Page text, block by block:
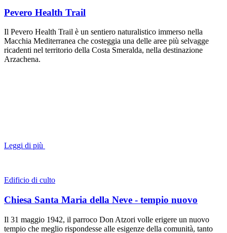
Pevero Health Trail
Il Pevero Health Trail è un sentiero naturalistico immerso nella
Macchia Mediterranea che costeggia una delle aree più selvagge
ricadenti nel territorio della Costa Smeralda, nella destinazione
Arzachena.
Leggi di più
Edificio di culto
Chiesa Santa Maria della Neve - tempio nuovo
Il 31 maggio 1942, il parroco Don Atzori volle erigere un nuovo
tempio che meglio rispondesse alle esigenze della comunità, tanto